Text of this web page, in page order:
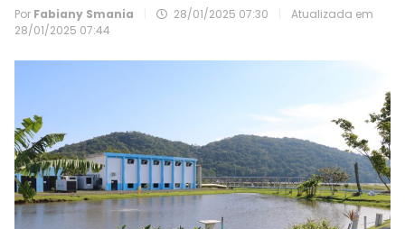
Por Fabiany Smania 28/01/2025 07:30
Atualizada em
28/01/2025 07:44